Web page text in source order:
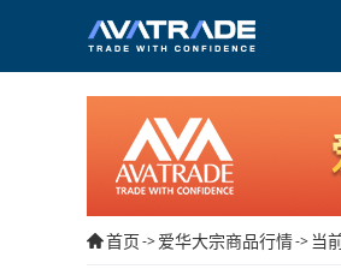
首页->爱华大宗商品行情-> 当